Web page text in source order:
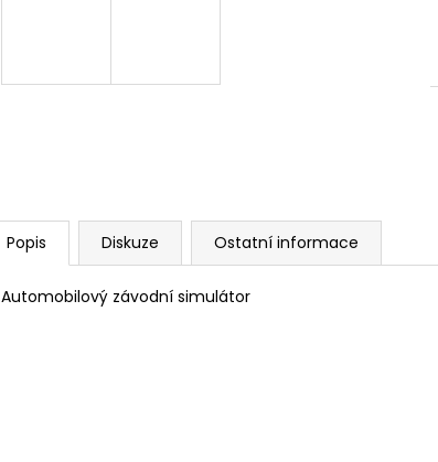
Popis Diskuze Ostatní informace
Automobilový závodní simulátor
BRAVIA 3